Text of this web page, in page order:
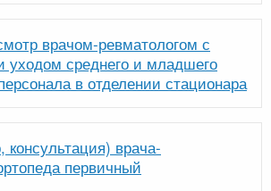
врачом-ревматологом с
уходом среднего и младшего
в отделении стационара
врача-
первичный